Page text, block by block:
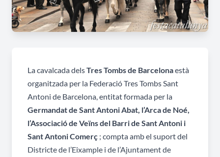
La cavalcada delsTres Tombs de Barcelonaestà
organitzada per la Federació Tres Tombs Sant
Antoni de Barcelona, entitat formada per la
Germandat de Sant Antoni Abat, l’Arca de Noé,
l’Associació de Veïns del Barri de Sant Antoni i
Sant Antoni Comerç ; compta amb el suport del
Districte de l’Eixample i de l’Ajuntament de